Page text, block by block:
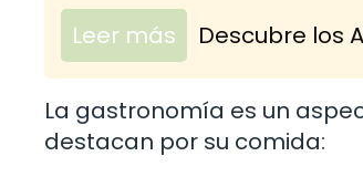
Leer más Descubre los
La gastronomía es un
destacan por su comida: